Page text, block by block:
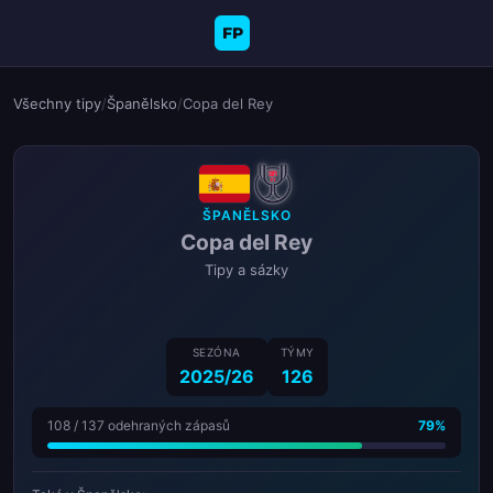
FP
Všechny tipy/Španělsko/Copa del Rey
ŠPANĚLSKO
Copa del Rey
Tipy a sázky
SEZÓNA
2025/26
TÝMY
126
108 / 137 odehraných zápasů 79%